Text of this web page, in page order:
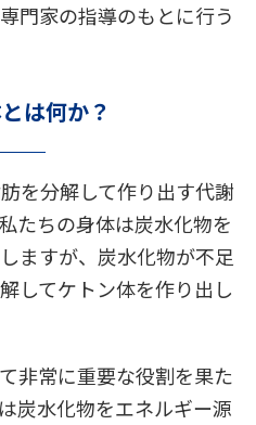
門家の指導のもとに行う
は何か？
を分解して作り出す代謝
たちの身体は炭水化物を
ますが、炭水化物が不足
してケトン体を作り出し
非常に重要な役割を果た
炭水化物をエネルギー源